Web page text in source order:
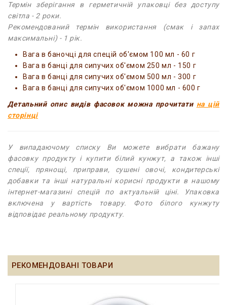
Термін зберігання в герметичній упаковці без доступу
світла - 2 роки.
Рекомендований термін використання (смак і запах
максимальні) - 1 рік.
Вага в баночці для спецій об'ємом 100 мл - 60 г
Вага в банці для сипучих об'ємом 250 мл - 150 г
Вага в банці для сипучих об'ємом 500 мл - 300 г
Вага в банці для сипучих об'ємом 1000 мл - 600 г
Детальний опис видів фасовок можна прочитати на цій
сторінці
У випадаючому списку Ви можете вибрати бажану
фасовку продукту і купити білий кунжут, а також інші
спеції, прянощі, приправи, сушені овочі, кондитерські
добавки та інші натуральні корисні продукти в нашому
інтернет-магазині спецій по актуальній ціні. Упаковка
включена у вартість товару. Фото білого кунжуту
відповідає реальному продукту.
РЕКОМЕНДОВАНІ ТОВАРИ